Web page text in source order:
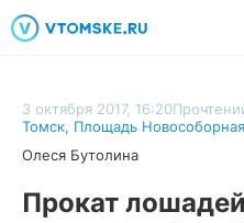
3 октября 2017, 16:20
Томск, Площадь Новособорная
Олеся Бутолина
Прокат